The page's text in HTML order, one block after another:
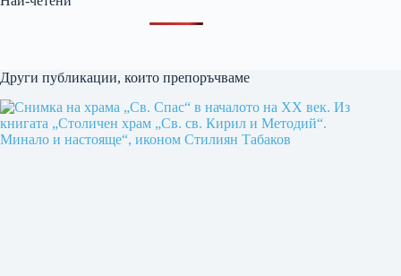
Други публикации, които препоръчваме